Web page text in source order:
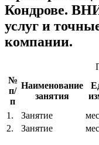
Кондрове.
услуг и
компании.
№
п/
п
Наименование
занятия
1.
Занятие
2.
Занятие